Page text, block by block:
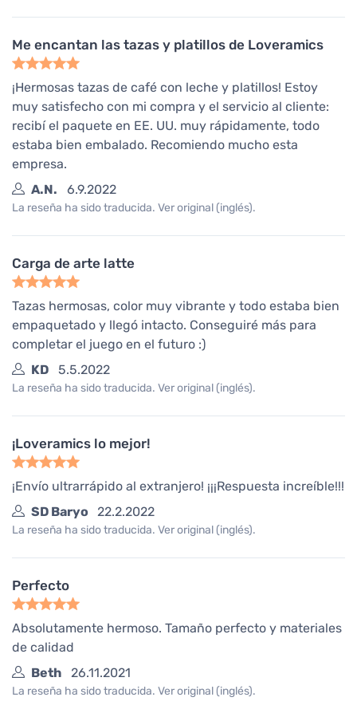
Me encantan las tazas y platillos de Loveramics
¡Hermosas tazas de café con leche y platillos! Estoy
muy satisfecho con mi compra y el servicio al cliente:
recibí el paquete en EE. UU. muy rápidamente, todo
estaba bien embalado. Recomiendo mucho esta
empresa.
A.N.
6.9.2022
La reseña ha sido traducida. Ver original (inglés).
Carga de arte latte
Tazas hermosas, color muy vibrante y todo estaba bien
empaquetado y llegó intacto. Conseguiré más para
completar el juego en el futuro :)
KD
5.5.2022
La reseña ha sido traducida. Ver original (inglés).
¡Loveramics lo mejor!
¡Envío ultrarrápido al extranjero! ¡¡¡Respuesta increíble!!!
SD Baryo
22.2.2022
La reseña ha sido traducida. Ver original (inglés).
Perfecto
Absolutamente hermoso. Tamaño perfecto y materiales
de calidad
Beth
26.11.2021
La reseña ha sido traducida. Ver original (inglés).